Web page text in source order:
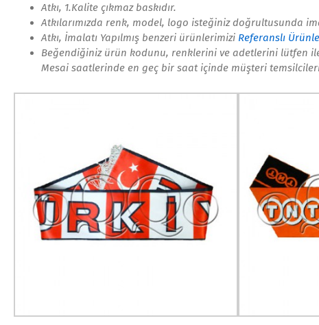
Atkı, 1.Kalite çıkmaz baskıdır.
Atkılarımızda renk, model, logo isteğiniz doğrultusunda
Atkı, İmalatı Yapılmış benzeri ürünlerimizi Referanslı
Beğendiğiniz ürün kodunu, renklerini ve adetlerini lütfen
Mesai saatlerinde en geç bir saat içinde müşteri